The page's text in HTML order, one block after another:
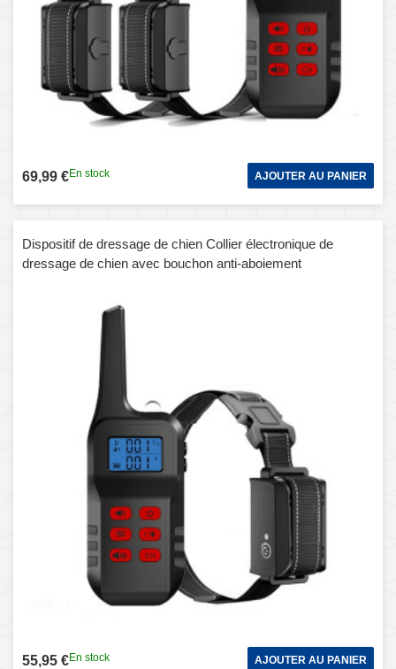
69,99 €En stock AJOUTER AU PANIER
Dispositif de dressage de chien Collier électronique de
dressage de chien avec bouchon anti-aboiement
55,95 €En stock AJOUTER AU PANIER